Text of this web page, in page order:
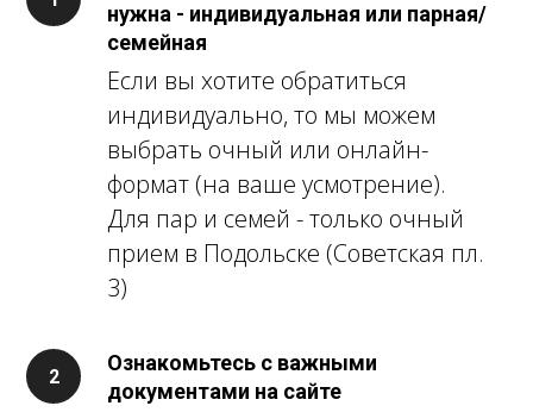
нужна - индивидуальная или парная/
семейная
Если вы хотите обратиться
индивидуально, то мы можем
выбрать очный или онлайн-
формат (на ваше усмотрение).
Для пар и семей - только очный
прием в Подольске (Советская пл.
3)
Ознакомьтесь с важными
документами на сайте